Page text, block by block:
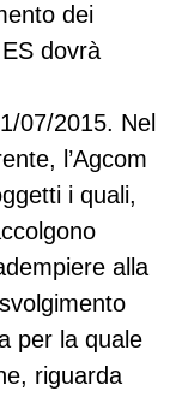
dei
dovrà
07/2015. Nel
l’Agcom
i quali,
alla
per la quale
riguarda